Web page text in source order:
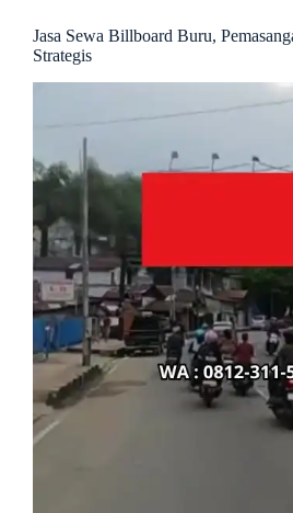
Jasa Sewa Billboard Buru,
Strategis